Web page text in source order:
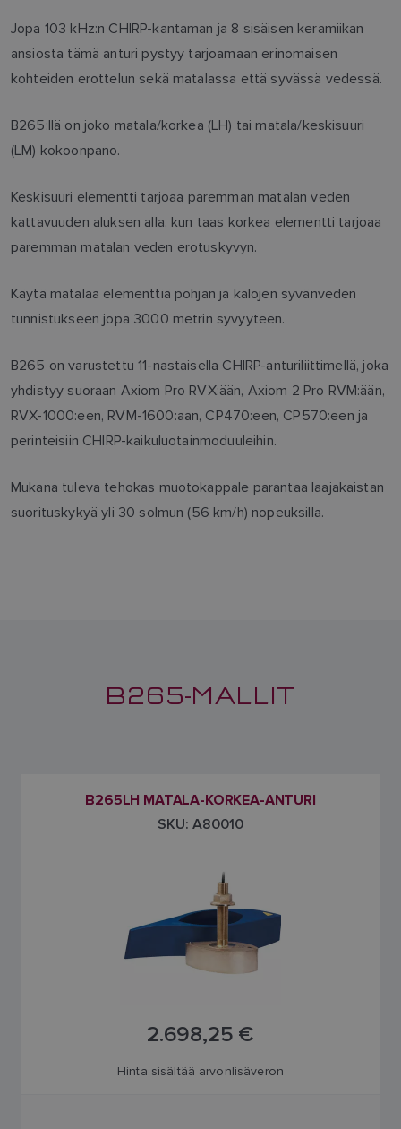
Jopa 103 kHz:n CHIRP-kantaman ja 8 sisäisen keramiikan
ansiosta tämä anturi pystyy tarjoamaan erinomaisen
kohteiden erottelun sekä matalassa että syvässä vedessä.
B265:llä on joko matala/korkea (LH) tai matala/keskisuuri
(LM) kokoonpano.
Keskisuuri elementti tarjoaa paremman matalan veden
kattavuuden aluksen alla, kun taas korkea elementti tarjoaa
paremman matalan veden erotuskyvyn.
Käytä matalaa elementtiä pohjan ja kalojen syvänveden
tunnistukseen jopa 3000 metrin syvyyteen.
B265 on varustettu 11-nastaisella CHIRP-anturiliittimellä, joka
yhdistyy suoraan Axiom Pro RVX:ään, Axiom 2 Pro RVM:ään,
RVX-1000:een, RVM-1600:aan, CP470:een, CP570:een ja
perinteisiin CHIRP-kaikuluotainmoduuleihin.
Mukana tuleva tehokas muotokappale parantaa laajakaistan
suorituskykyä yli 30 solmun (56 km/h) nopeuksilla.
B265-MALLIT
B265LH MATALA-KORKEA-ANTURI
SKU: A80010
2.698,25 €
Hinta sisältää arvonlisäveron